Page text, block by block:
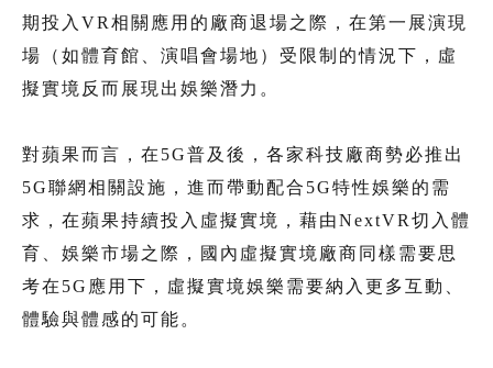
期投入VR相關應用的廠商退場之際，在第一展演現
場（如體育館、演唱會場地）受限制的情況下，虛
擬實境反而展現出娛樂潛力。
對蘋果而言，在5G普及後，各家科技廠商勢必推出
5G聯網相關設施，進而帶動配合5G特性娛樂的需
求，在蘋果持續投入虛擬實境，藉由NextVR切入體
育、娛樂市場之際，國內虛擬實境廠商同樣需要思
考在5G應用下，虛擬實境娛樂需要納入更多互動、
體驗與體感的可能。